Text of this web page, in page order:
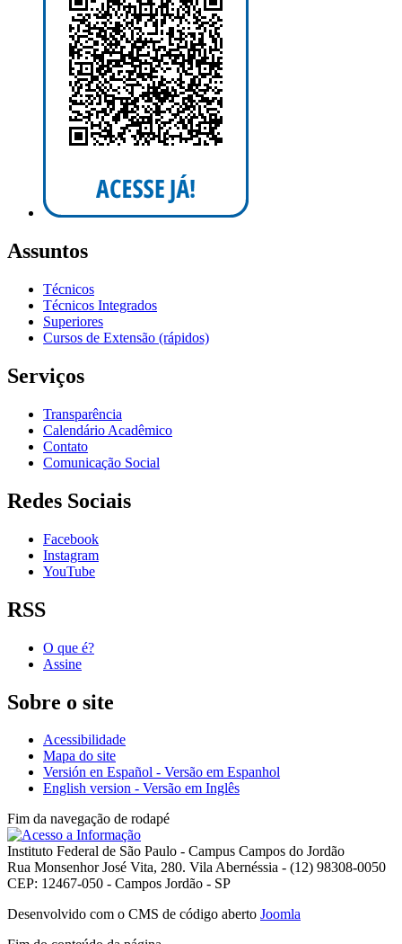
Assuntos
Técnicos
Técnicos Integrados
Superiores
Cursos de Extensão (rápidos)
Serviços
Transparência
Calendário Acadêmico
Contato
Comunicação Social
Redes Sociais
Facebook
Instagram
YouTube
RSS
O que é?
Assine
Sobre o site
Acessibilidade
Mapa do site
Versión en Español - Versão em Espanhol
English version - Versão em Inglês
Fim da navegação de rodapé
Instituto Federal de São Paulo - Campus Campos do Jordão
Rua Monsenhor José Vita, 280. Vila Abernéssia - (12) 98308-0050
CEP: 12467-050 - Campos Jordão - SP
Desenvolvido com o CMS de código aberto Joomla